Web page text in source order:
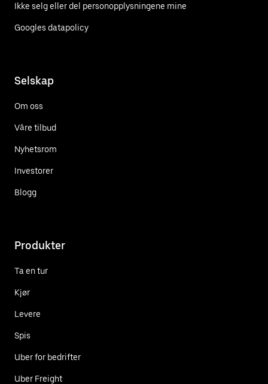
Ikke selg eller del personopplysningene mine
Googles datapolicy
Selskap
Om oss
Våre tilbud
Nyhetsrom
Investorer
Blogg
Produkter
Ta en tur
Kjør
Levere
Spis
Uber for bedrifter
Uber Freight